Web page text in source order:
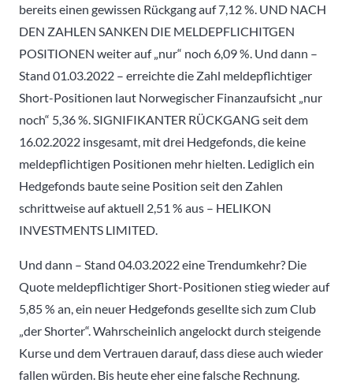
bereits einen gewissen Rückgang auf 7,12 %. UND NACH
DEN ZAHLEN SANKEN DIE MELDEPFLICHITGEN
POSITIONEN weiter auf „nur“ noch 6,09 %. Und dann –
Stand 01.03.2022 – erreichte die Zahl meldepflichtiger
Short-Positionen laut Norwegischer Finanzaufsicht „nur
noch“ 5,36 %. SIGNIFIKANTER RÜCKGANG seit dem
16.02.2022 insgesamt, mit drei Hedgefonds, die keine
meldepflichtigen Positionen mehr hielten. Lediglich ein
Hedgefonds baute seine Position seit den Zahlen
schrittweise auf aktuell 2,51 % aus – HELIKON
INVESTMENTS LIMITED.
Und dann – Stand 04.03.2022 eine Trendumkehr? Die
Quote meldepflichtiger Short-Positionen stieg wieder auf
5,85 % an, ein neuer Hedgefonds gesellte sich zum Club
„der Shorter“. Wahrscheinlich angelockt durch steigende
Kurse und dem Vertrauen darauf, dass diese auch wieder
fallen würden. Bis heute eher eine falsche Rechnung.